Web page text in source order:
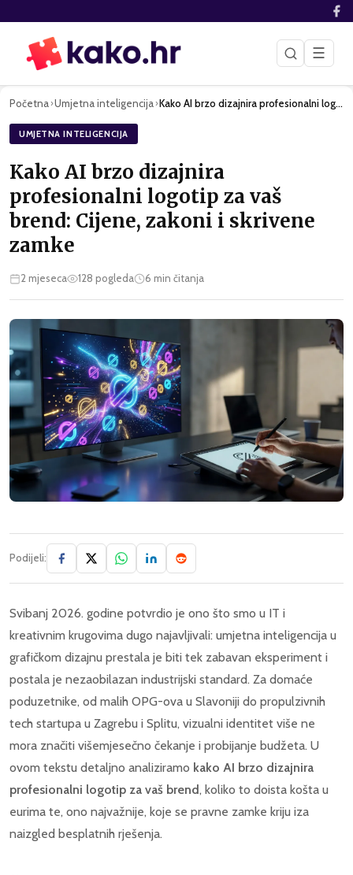
☰
Početna›Umjetna inteligencija› Kako AI brzo dizajnira profesionalni logotip za vaš brend: C…
UMJETNA INTELIGENCIJA
Kako AI brzo dizajnira
profesionalni logotip za vaš
brend: Cijene, zakoni i skrivene
zamke
2 mjeseca 128 pogleda 6 min čitanja
Podijeli:
Svibanj 2026. godine potvrdio je ono što smo u IT i
kreativnim krugovima dugo najavljivali: umjetna inteligencija u
grafičkom dizajnu prestala je biti tek zabavan eksperiment i
postala je nezaobilazan industrijski standard. Za domaće
poduzetnike, od malih OPG-ova u Slavoniji do propulzivnih
tech startupa u Zagrebu i Splitu, vizualni identitet više ne
mora značiti višemjesečno čekanje i probijanje budžeta. U
ovom tekstu detaljno analiziramo kako AI brzo dizajnira
profesionalni logotip za vaš brend, koliko to doista košta u
eurima te, ono najvažnije, koje se pravne zamke kriju iza
naizgled besplatnih rješenja.